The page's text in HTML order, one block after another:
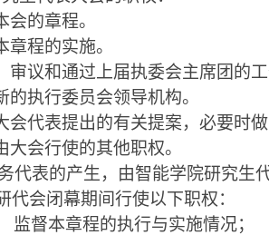
会的章程。
章程的实施。
审议和通过上届执委会主席团的
的执行委员会领导机构。
会代表提出的有关提案，必要时做
大会行使的其他职权。
代表的产生，由智能学院研究生
代会闭幕期间行使以下职权：
监督本章程的执行与实施情况；